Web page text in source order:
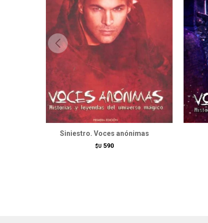
Siniestro. Voces anónimas
$U 590